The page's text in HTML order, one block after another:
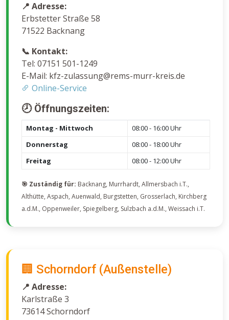
📍 Adresse:
Erbstetter Straße 58
71522 Backnang
📞 Kontakt:
Tel: 07151 501-1249
E-Mail: kfz-zulassung@rems-murr-kreis.de
Online-Service
🕗 Öffnungszeiten:
Montag - Mittwoch
08:00 - 16:00 Uhr
Donnerstag
08:00 - 18:00 Uhr
Freitag
08:00 - 12:00 Uhr
🎯 Zuständig für: Backnang, Murrhardt, Allmersbach i.T.,
Althütte, Aspach, Auenwald, Burgstetten, Grosserlach, Kirchberg
a.d.M., Oppenweiler, Spiegelberg, Sulzbach a.d.M., Weissach i.T.
🏢 Schorndorf (Außenstelle)
📍 Adresse:
Karlstraße 3
73614 Schorndorf